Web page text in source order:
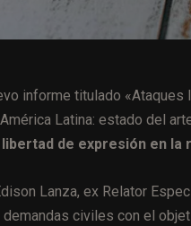
informe titulado
Latina: estado del
de expresión en la
Lanza, ex Relator
civiles con el